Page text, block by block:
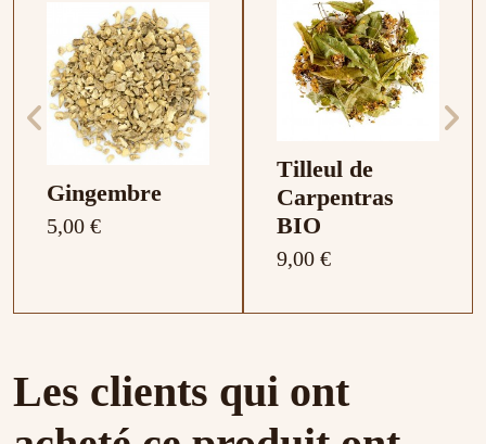
Gingembre
5,00 €
Tilleul de
Carpentras
BIO
9,00 €
Cynorrhodon
Poivrée
Les clients qui ont